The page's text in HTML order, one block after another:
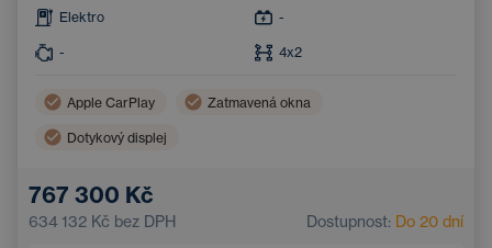
Elektro -
- 4x2
Apple CarPlay Zatmavená okna
Dotykový displej
767 300 Kč
634 132 Kč bez DPH Dostupnost: Do 20 dní